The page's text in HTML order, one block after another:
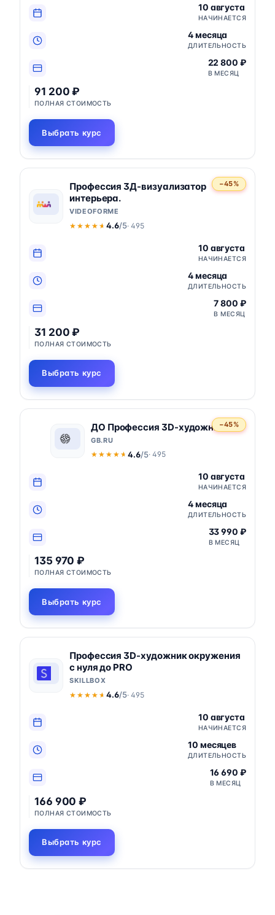
10 августа
НАЧИНАЕТСЯ
4 месяца
ДЛИТЕЛЬНОСТЬ
22 800 ₽
В МЕСЯЦ
91 200 ₽
ПОЛНАЯ СТОИМОСТЬ
Выбрать курс
−45%
Профессия 3Д-визуализатор
интерьера.
VIDEOFORME
★★★★★
★★★★★ 4.6/5· 495
10 августа
НАЧИНАЕТСЯ
4 месяца
ДЛИТЕЛЬНОСТЬ
7 800 ₽
В МЕСЯЦ
31 200 ₽
ПОЛНАЯ СТОИМОСТЬ
Выбрать курс
−45%
ДО Профессия 3D-художник
GB.RU
★★★★★
★★★★★ 4.6/5· 495
10 августа
НАЧИНАЕТСЯ
4 месяца
ДЛИТЕЛЬНОСТЬ
33 990 ₽
В МЕСЯЦ
135 970 ₽
ПОЛНАЯ СТОИМОСТЬ
Выбрать курс
Профессия 3D-художник окружения
с нуля до PRO
SKILLBOX
★★★★★
★★★★★ 4.6/5· 495
10 августа
НАЧИНАЕТСЯ
10 месяцев
ДЛИТЕЛЬНОСТЬ
16 690 ₽
В МЕСЯЦ
166 900 ₽
ПОЛНАЯ СТОИМОСТЬ
Выбрать курс